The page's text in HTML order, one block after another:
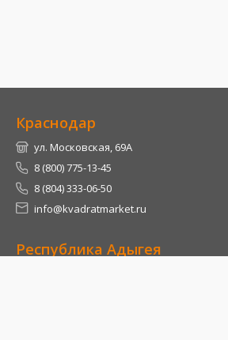
Краснодар
ул. Московская, 69А
8 (800) 775-13-45
8 (804) 333-06-50
info@kvadratmarket.ru
Республика Адыгея